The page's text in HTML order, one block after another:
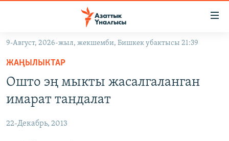
Навигацияга
өтүңүз
Издөөгө
салыңыз
ЭКОНОМИКА
БОРБОР АЗИЯ
УКРАИНА
АТАЙЫН ИЛИКТӨӨ
9-Август, 2026-жыл, жекшемби, Бишкек убактысы 21:39
ЖАҢЫЛЫКТАР
Ошто эң мыкты жасалгаланган
имарат тандалат
22-Декабрь, 2013